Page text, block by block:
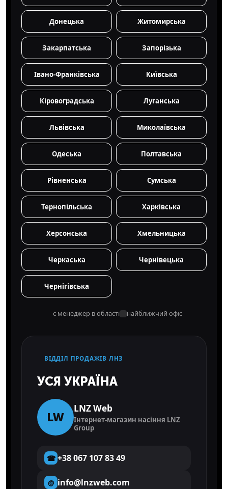
Донецька Житомирська
Закарпатська Запорізька
Івано-Франківська Київська
Кіровоградська Луганська
Львівська Миколаївська
Одеська Полтавська
Рівненська Сумська
Тернопільська Харківська
Херсонська Хмельницька
Черкаська Чернівецька
Чернігівська
є менеджер в області найближчий офіс
ВІДДІЛ ПРОДАЖІВ ЛНЗ
УСЯ УКРАЇНА
LW
LNZ Web
Інтернет-магазин насіння LNZ
Group
☎ +38 067 107 83 49
@ info@lnzweb.com